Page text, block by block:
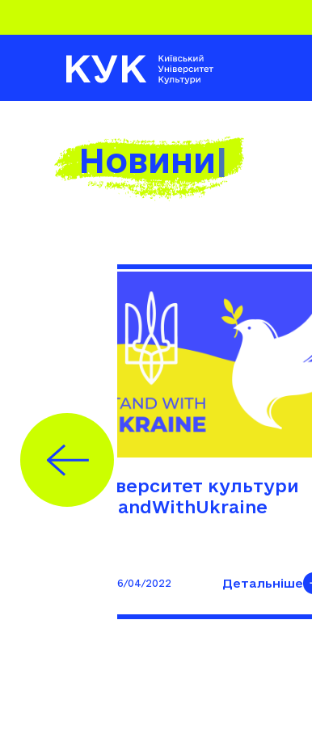
Н|
Університет культури
#StandWithUkraine
26/04/2022 Детальніше